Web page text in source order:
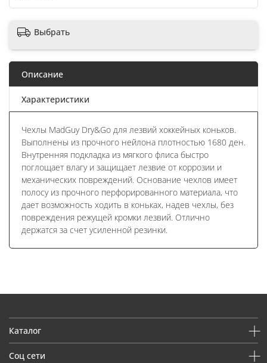
Выбрать
Описание
Характеристики
Чехлы MadGuy Dry&Go для лезвий хоккейных коньков.
Выполнены из прочного нейлона плотностью 1680 ден.
Внутренняя подкладка из мягкого флиса быстро
поглощает влагу и защищает лезвие от коррозии и
механических повреждений. Основание чехлов имеет
полосу из прочного перфорированного материала, что
дает возможность ходить в коньках, надев чехлы, без
повреждения режущей кромки лезвий. Отлично
держатся за счет усиленной резинки.
Каталог
Соц сети